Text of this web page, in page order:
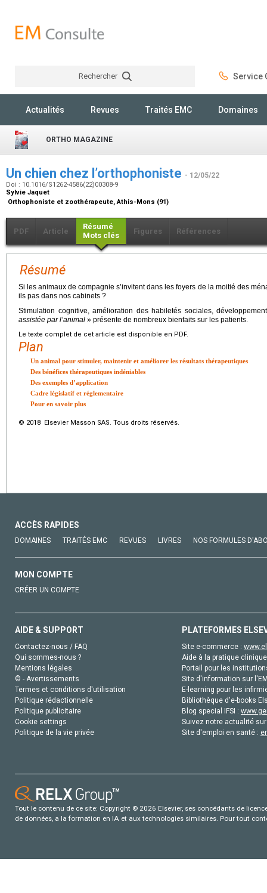
Rechercher Service
Actualités Revues Traités EMC Domaines
ORTHO MAGAZINE
Un chien chez l’orthophoniste - 12/05/22
Doi : 10.1016/S1262-4586(22)00308-9
Sylvie Jaquet
Orthophoniste et zoothérapeute, Athis-Mons (91)
PDF Article
Résumé
Mots clés
Figures Références
Résumé
Si les animaux de compagnie s’invitent dans les foyers de la moitié des
ils pas dans nos cabinets ?
Stimulation cognitive, amélioration des habiletés sociales,
assistée par l’animal » présente de nombreux bienfaits sur les patients.
Le texte complet de cet article est disponible en PDF.
Plan
Un animal pour stimuler, maintenir et améliorer les résultats thérapeutiques
Des bénéfices thérapeutiques indéniables
Des exemples d’application
Cadre législatif et réglementaire
Pour en savoir plus
© 2018 Elsevier Masson SAS. Tous droits réservés.
ACCÈS RAPIDES
DOMAINES TRAITÉS EMC REVUES LIVRES NOS FORMULES
MON COMPTE
CRÉER UN COMPTE
AIDE & SUPPORT
Contactez-nous / FAQ
Qui sommes-nous ?
Mentions légales
© - Avertissements
Termes et conditions d'utilisation
Politique rédactionnelle
Politique publicitaire
Cookie settings
Politique de la vie privée
PLATEFORMES
Site e-commerce :
Aide à la pratique
Portail pour les
Site d'information sur
E-learning pour les
Bibliothèque d'e-books
Blog special IFSI :
Suivez notre actualité
Site d'emploi en santé :
Tout le contenu de ce site: Copyright © 2026 Elsevier, ses concédants de
de données, a la formation en IA et aux technologies similaires. Pour tout